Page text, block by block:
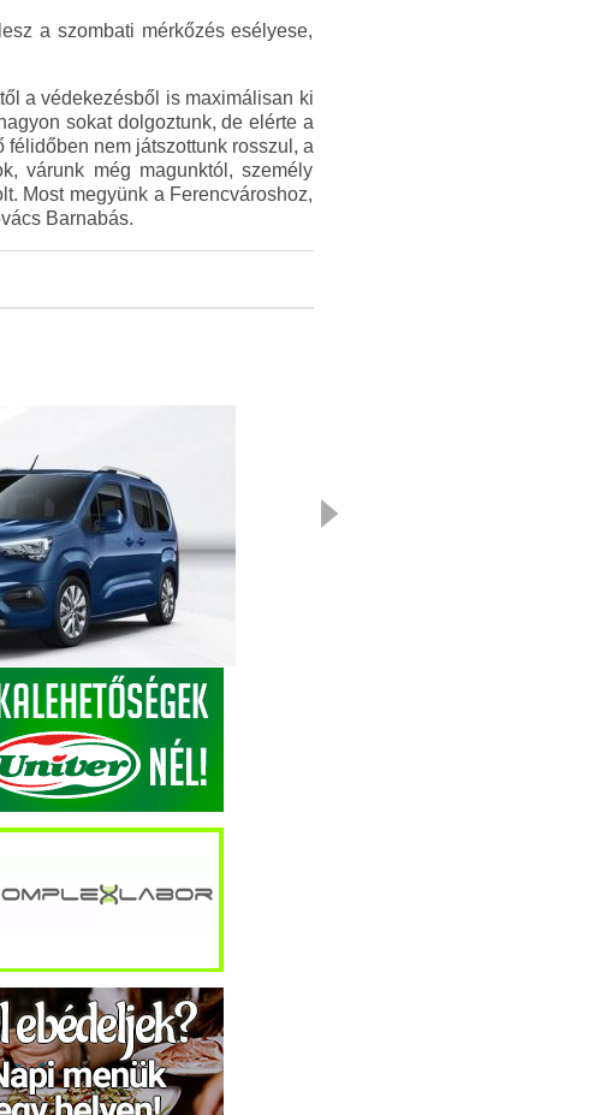
a szombati mérkőzés esélyese,
a védekezésből is maximálisan ki
sokat dolgoztunk, de elérte a
nem játszottunk rosszul, a
várunk még magunktól, személy
Most megyünk a Ferencvároshoz,
Barnabás.